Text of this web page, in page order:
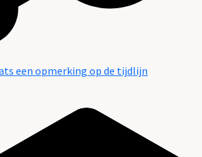
een opmerking op de tijdlijn